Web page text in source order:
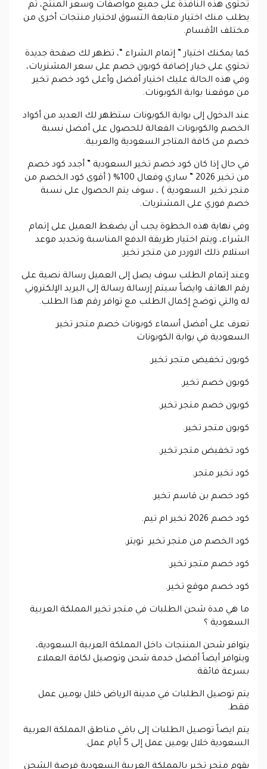
تحتوى هذه النافذة على جميع مواصفات وسعر المنتج، ثم
يطلب منك اختيار متابعة التسوق لاختيار منتجات أخرى من
مختلف الأقسام.
كما يمكنك اختيار ” إتمام الشراء “، تظهر لك صفحة جديدة
تحتوي على خيار إضافة كوبون خصم على سعر المشتريات،
وفي هذه الحالة عليك اختيار أفضل وأعلى كود خصم تخير
من موقعنا بوابة الكوبونات.
عند الدخول إلى بوابة الكوبونات ستظهر لك العديد من أكواد
الخصم والكوبونات الفعالة للحصول على أفضل نسبة
خصم من كافة المتاجر السعودية والعربية.
في حال إذا كان كود خصم تخير السعودية ” أجدد كود خصم
من تخير 2026 ” ساري وفعال 100% ( أقوى كود الخصم من
متجر تخير السعودية ) ، سوف يتم الحصول على نسبة
خصم فوري على المشتريات.
وفي نهاية هذه الخطوة يجب أن يضغط العميل على إتمام
الشراء، ويتم اختيار طريقة الدفع المناسبة وتحديد موعد
استلام ذلك الاوردر من متجر تخير.
وعند إتمام الطلب سوف يصل إلى العميل رسالة نصية على
رقم الهاتف وايضاً سيتم إرسالة رسالة إلى البريد الإلكتروني
له والتي توضح إكمال الطلب مع توافر رقم هذا الطلب.
تعرف على أفضل أسماء كوبونات خصم متجر تخير
السعودية في بوابة الكوبونات
كوبون تخفيض متجر تخير.
كوبون خصم تخير.
كوبون خصم متجر تخير.
كوبون متجر تخير.
كود تخفيض متجر تخير.
كود تخير متجر.
كود خصم بن قاسم تخير.
كود خصم 2026 تخير ام تيم.
كود الخصم من متجر تخير تويتر.
كود خصم متجر تخير.
كود خصم موقع تخير.
ما هي مدة شحن الطلبات في متجر تخير المملكة العربية
السعودية ؟
يتوافر شحن المنتجات داخل المملكة العربية السعودية،
ويتوافر أيضاً أفضل خدمة شحن وتوصيل لكافة العملاء
بسرعة فائقة.
يتم توصيل الطلبات في مدينة الرياض خلال يومين عمل
فقط.
يتم ايضاً توصيل الطلبات إلى باقي مناطق المملكة العربية
السعودية خلال يومين عمل إلى 5 أيام عمل.
يقوم متجر تخير بالمملكة العربية السعودية فرصة الشحن